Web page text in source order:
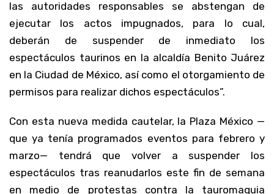
las autoridades responsables se abstengan de
ejecutar los actos impugnados, para lo cual,
deberán de suspender de inmediato los
espectáculos taurinos en la alcaldía Benito Juárez
en la Ciudad de México, así como el otorgamiento de
permisos para realizar dichos espectáculos”.
Con esta nueva medida cautelar, la Plaza México —
que ya tenía programados eventos para febrero y
marzo— tendrá que volver a suspender los
espectáculos tras reanudarlos este fin de semana
en medio de protestas contra la tauromaquia